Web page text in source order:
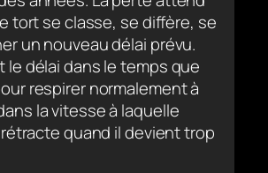
tort se classe, se diffère, se
un nouveau délai prévu.
le délai dans le temps que
respirer normalement à
la vitesse à laquelle
rétracte quand il devient trop